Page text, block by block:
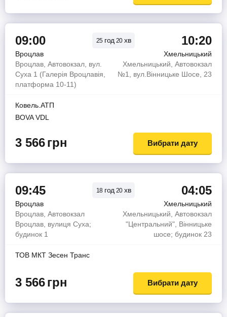
09:00 25 год 20 хв 10:20
Вроцлав
Хмельницький
Вроцлав, Автовокзал, вул.
Суха 1 (Галерія Вроцлавія,
платформа 10-11)
Хмельницький, Автовокзал
№1, вул.Вінницьке Шосе, 23
Ковель.АТП
BOVA VDL
3 566грн Вибрати дату
09:45 18 год 20 хв 04:05
Вроцлав
Хмельницький
Вроцлав, Автовокзал
Вроцлав, вулиця Суха;
будинок 1
Хмельницький, Автовокзал
"Центральний", Вінницьке
шосе; будинок 23
ТОВ МКТ Зесен Транс
3 566грн Вибрати дату